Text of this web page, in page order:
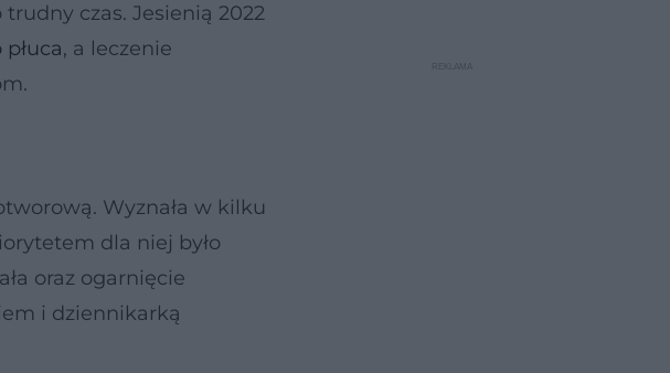
trudny czas. Jesienią 2022
, a leczenie
Wyznała w kilku
dla niej było
oraz ogarnięcie
i dziennikarką